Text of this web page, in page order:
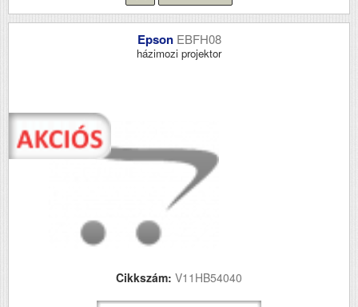
Epson EBFH08
házimozi projektor
Cikkszám: V11HB54040